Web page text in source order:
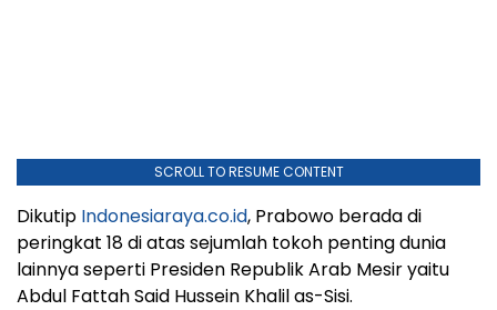
SCROLL TO RESUME CONTENT
Dikutip Indonesiaraya.co.id, Prabowo berada di
peringkat 18 di atas sejumlah tokoh penting dunia
lainnya seperti Presiden Republik Arab Mesir yaitu
Abdul Fattah Said Hussein Khalil as-Sisi.